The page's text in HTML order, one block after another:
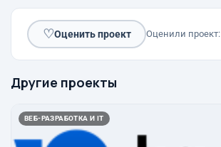
♡Оценить проект Оценили проект:
Другие проекты
ВЕБ-РАЗРАБОТКА И IT